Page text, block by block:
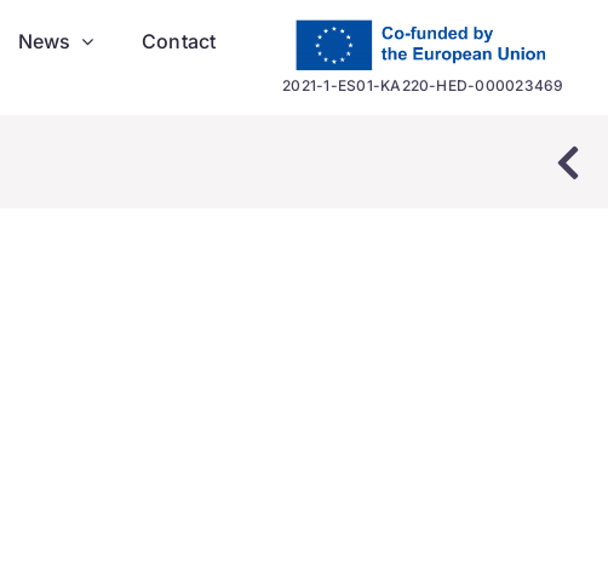
News
Contact
2021-1-ES01-KA220-HED-000023469